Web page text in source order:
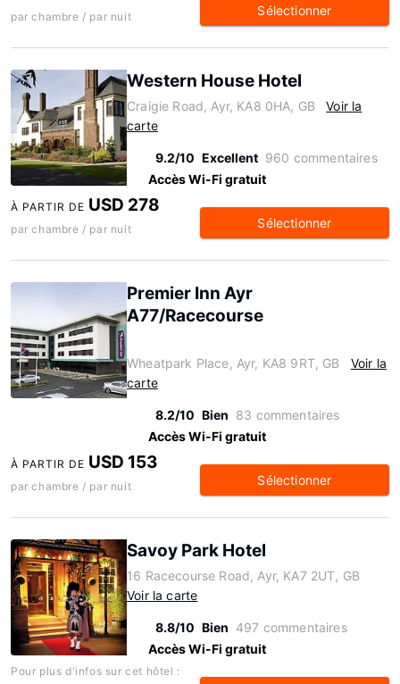
par chambre / par nuit Sélectionner
Western House Hotel
Craigie Road, Ayr, KA8 0HA, GB
Voir la
carte
9.2/10 Excellent 960 commentaires
Accès Wi-Fi gratuit
À PARTIR DE USD 278
par chambre / par nuit Sélectionner
Premier Inn Ayr
A77/Racecourse
Wheatpark Place, Ayr, KA8 9RT, GB
Voir la
carte
8.2/10 Bien 83 commentaires
Accès Wi-Fi gratuit
À PARTIR DE USD 153
par chambre / par nuit Sélectionner
Savoy Park Hotel
16 Racecourse Road, Ayr, KA7 2UT, GB
Voir la carte
8.8/10 Bien 497 commentaires
Accès Wi-Fi gratuit
Pour plus d'infos sur cet hôtel :